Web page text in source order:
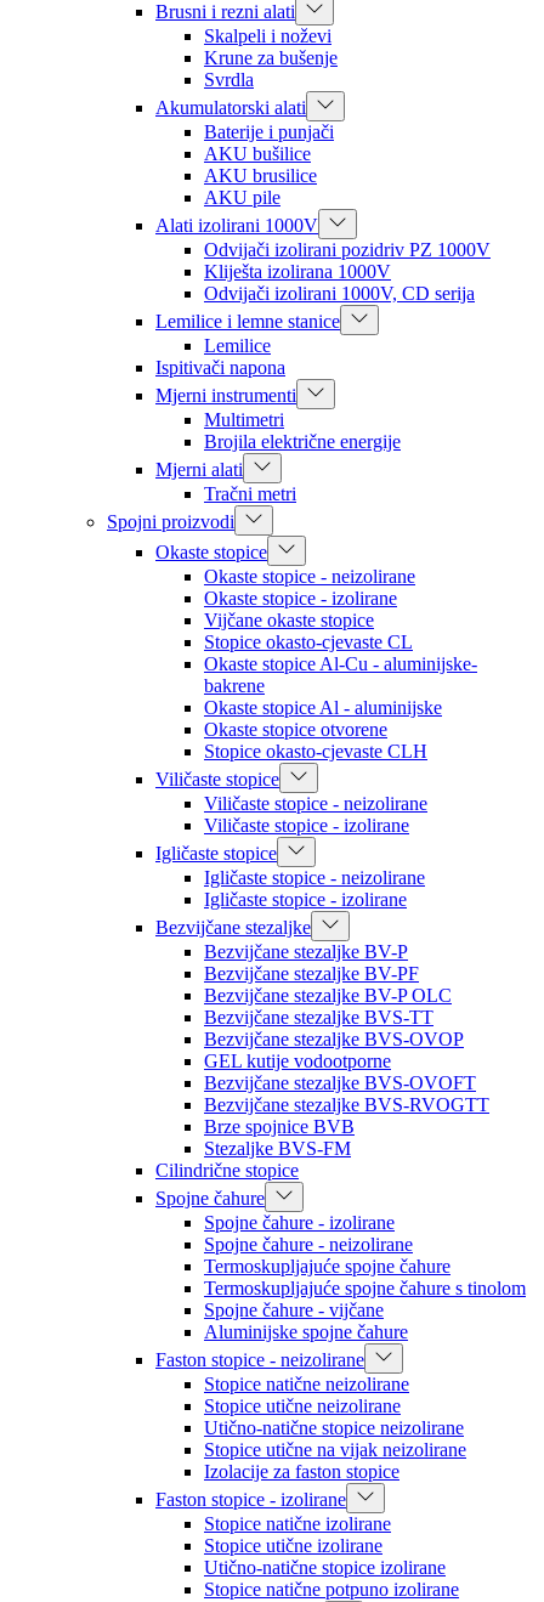
Brusni i rezni alati
Skalpeli i noževi
Krune za bušenje
Svrdla
Akumulatorski alati
Baterije i punjači
AKU bušilice
AKU brusilice
AKU pile
Alati izolirani 1000V
Odvijači izolirani pozidriv PZ 1000V
Kliješta izolirana 1000V
Odvijači izolirani 1000V, CD serija
Lemilice i lemne stanice
Lemilice
Ispitivači napona
Mjerni instrumenti
Multimetri
Brojila električne energije
Mjerni alati
Tračni metri
Spojni proizvodi
Okaste stopice
Okaste stopice - neizolirane
Okaste stopice - izolirane
Vijčane okaste stopice
Stopice okasto-cjevaste CL
Okaste stopice Al-Cu - aluminijske-
bakrene
Okaste stopice Al - aluminijske
Okaste stopice otvorene
Stopice okasto-cjevaste CLH
Viličaste stopice
Viličaste stopice - neizolirane
Viličaste stopice - izolirane
Igličaste stopice
Igličaste stopice - neizolirane
Igličaste stopice - izolirane
Bezvijčane stezaljke
Bezvijčane stezaljke BV-P
Bezvijčane stezaljke BV-PF
Bezvijčane stezaljke BV-P OLC
Bezvijčane stezaljke BVS-TT
Bezvijčane stezaljke BVS-OVOP
GEL kutije vodootporne
Bezvijčane stezaljke BVS-OVOFT
Bezvijčane stezaljke BVS-RVOGTT
Brze spojnice BVB
Stezaljke BVS-FM
Cilindrične stopice
Spojne čahure
Spojne čahure - izolirane
Spojne čahure - neizolirane
Termoskupljajuće spojne čahure
Termoskupljajuće spojne čahure s tinolom
Spojne čahure - vijčane
Aluminijske spojne čahure
Faston stopice - neizolirane
Stopice natične neizolirane
Stopice utične neizolirane
Utično-natične stopice neizolirane
Stopice utične na vijak neizolirane
Izolacije za faston stopice
Faston stopice - izolirane
Stopice natične izolirane
Stopice utične izolirane
Utično-natične stopice izolirane
Stopice natične potpuno izolirane